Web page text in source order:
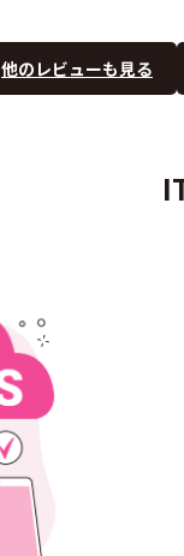
他のレビューも見る